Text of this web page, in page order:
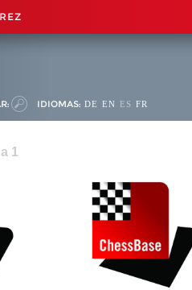
IDIOMAS: DE EN ES FR
1